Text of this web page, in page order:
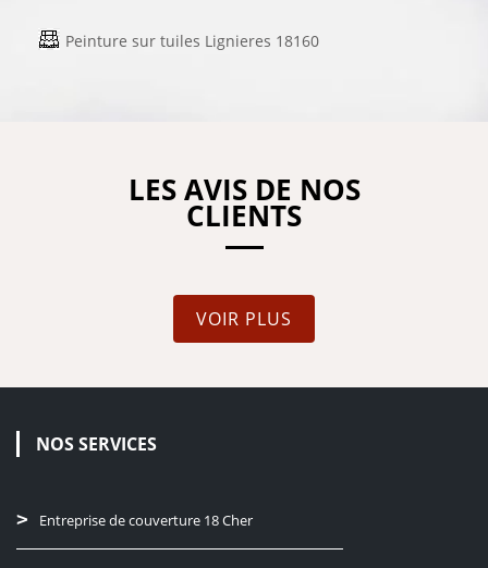
Peinture sur tuiles Lignieres 18160
LES AVIS DE NOS
CLIENTS
VOIR PLUS
NOS SERVICES
Entreprise de couverture 18 Cher